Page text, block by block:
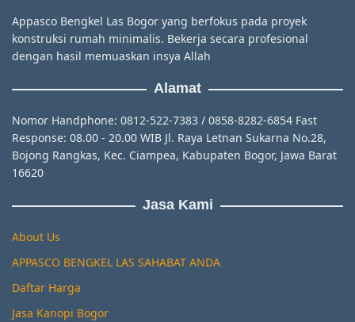
Appasco Bengkel Las Bogor yang berfokus pada proyek
konstruksi rumah minimalis. Bekerja secara profesional
dengan hasil memuaskan insya Allah
Alamat
Nomor Handphone: 0812-522-7383 / 0858-8282-6854 Fast
Response: 08.00 - 20.00 WIB Jl. Raya Letnan Sukarna No.28,
Bojong Rangkas, Kec. Ciampea, Kabupaten Bogor, Jawa Barat
16620
Jasa Kami
About Us
APPASCO BENGKEL LAS SAHABAT ANDA
Daftar Harga
Jasa Kanopi Bogor